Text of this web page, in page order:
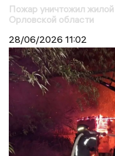
Пожар уничтожил
Орловской области
28/06/2026 11:02